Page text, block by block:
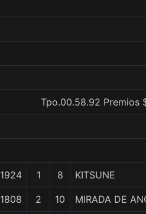
Tpo.00.58.92
1924 1 8 KITSUNE
1808 2 10 MIRADA DE